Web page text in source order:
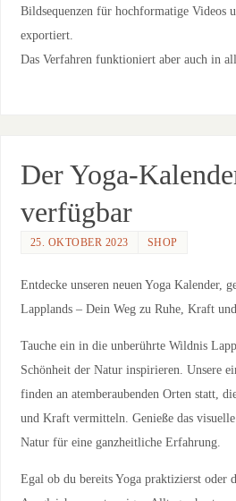
Bildsequenzen für hochformatige Videos
exportiert.
Das Verfahren funktioniert aber auch in
Der Yoga-
verfügbar
25. OKTOBER 2023 SHOP
Entdecke unseren neuen Yoga Kalender,
Lapplands – Dein Weg zu Ruhe, Kraft
Tauche ein in die unberührte Wildnis
Schönheit der Natur inspirieren. Unsere
finden an atemberaubenden Orten statt,
und Kraft vermitteln. Genieße das
Natur für eine ganzheitliche Erfahrung.
Egal ob du bereits Yoga praktizierst oder